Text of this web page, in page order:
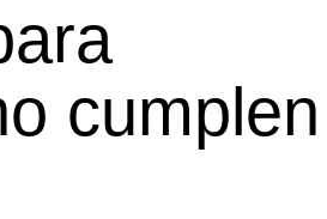
cumplen